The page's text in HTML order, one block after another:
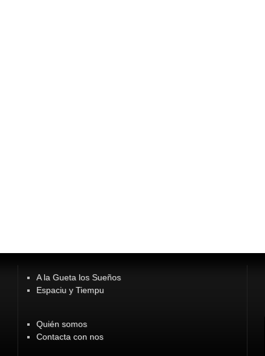
A la Gueta los Sueños
Espaciu y Tiempu
Quién somos
Contacta con nos